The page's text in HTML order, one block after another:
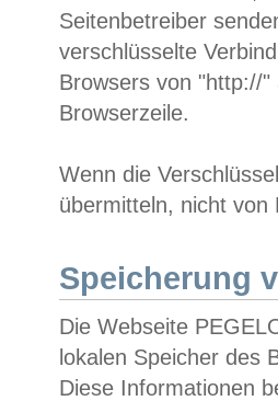
Seitenbetreiber
verschlüsselte
Browsers von "http://
Browserzeile.
Wenn die
übermitteln, nicht von
Speicherung
Die Webseite
lokalen Speicher des
Diese Informationen